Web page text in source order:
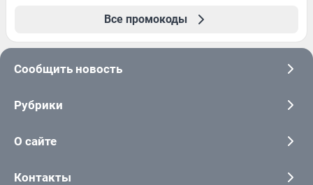
Все промокоды
Сообщить новость
Рубрики
О сайте
Контакты